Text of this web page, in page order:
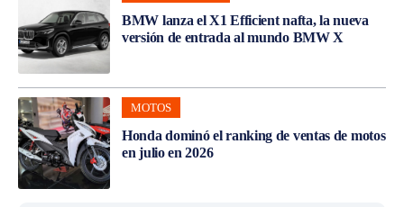
BMW lanza el X1 Efficient nafta, la nueva
versión de entrada al mundo BMW X
MOTOS
Honda dominó el ranking de ventas de motos
en julio en 2026